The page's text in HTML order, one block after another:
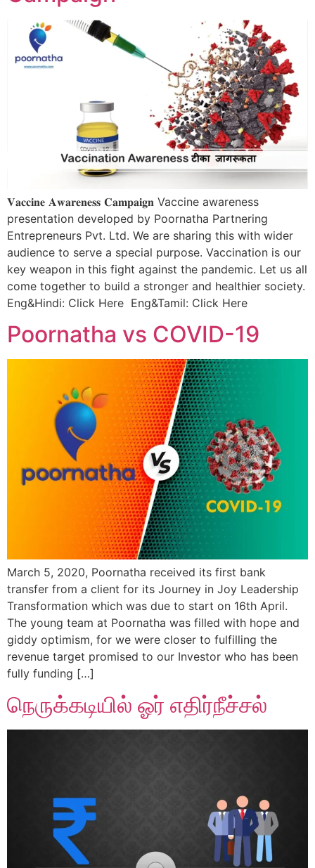
𝐕𝐚𝐜𝐜𝐢𝐧𝐞 𝐀𝐰𝐚𝐫𝐞𝐧𝐞𝐬𝐬 𝐂𝐚𝐦𝐩𝐚𝐢𝐠𝐧 Vaccine awareness
presentation developed by Poornatha Partnering
Entrepreneurs Pvt. Ltd. We are sharing this with wider
audience to serve a special purpose. Vaccination is our
key weapon in this fight against the pandemic. Let us all
come together to build a stronger and healthier society.
Eng&Hindi: Click Here Eng&Tamil: Click Here
Poornatha vs COVID-19
March 5, 2020, Poornatha received its first bank
transfer from a client for its Journey in Joy Leadership
Transformation which was due to start on 16th April.
The young team at Poornatha was filled with hope and
giddy optimism, for we were closer to fulfilling the
revenue target promised to our Investor who has been
fully funding […]
நெருக்கடியில் ஓர் எதிர்நீச்சல்